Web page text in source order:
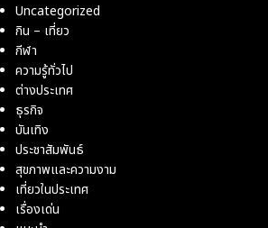
Uncategorized
กิน – เที่ยว
กีฬา
ความรู้ทั่วไป
ต่างประเทศ
ธุรกิจ
บันเทิง
ประชาสัมพันธ์
สุขภาพและความงาม
เที่ยวในประเทศ
เรื่องเด่น